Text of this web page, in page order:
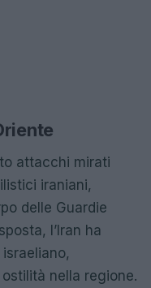
attacchi mirati
iraniani,
delle Guardie
l’Iran ha
nella regione.